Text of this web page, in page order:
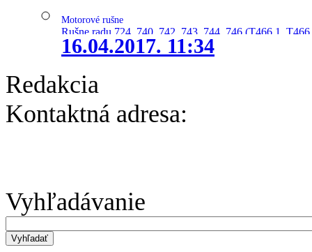
Motorové rušne
Rušne radu 724, 740, 742, 743, 744, 746 (T466.1,
16.04.2017. 11:34
Redakcia
Kontaktná adresa:
Vyhľadávanie